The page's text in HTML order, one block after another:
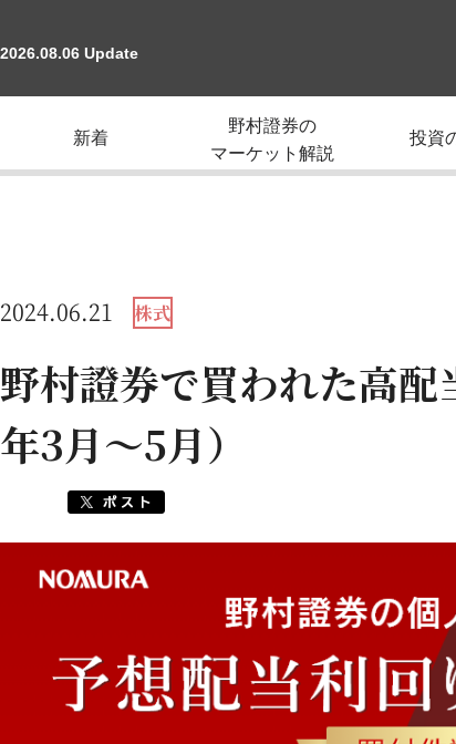
2026.08.06 Update
新着
野村證券の
マーケット解説
投資
2024.06.21 株式
野村證券で買われた高
年3月～5月）